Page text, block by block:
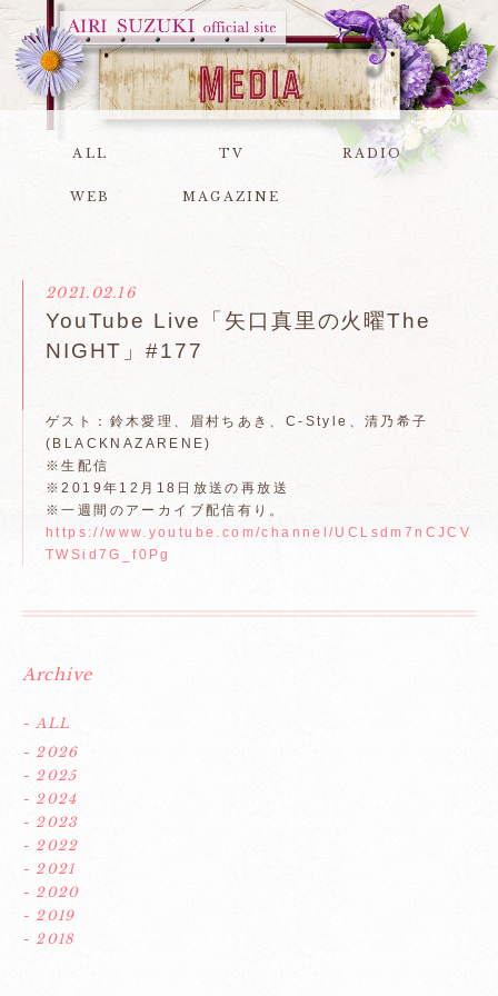
ALL TV RADIO
WEB MAGAZINE
2021.02.16
YouTube Live「矢口真里の火曜The
NIGHT」#177
ゲスト：鈴木愛理、眉村ちあき、C-Style、清乃希子
(BLACKNAZARENE)
※生配信
※2019年12月18日放送の再放送
※一週間のアーカイブ配信有り。
https://www.youtube.com/channel/UCLsdm7nCJCV
TWSid7G_f0Pg
Archive
- ALL
- 2026
- 2025
- 2024
- 2023
- 2022
- 2021
- 2020
- 2019
- 2018